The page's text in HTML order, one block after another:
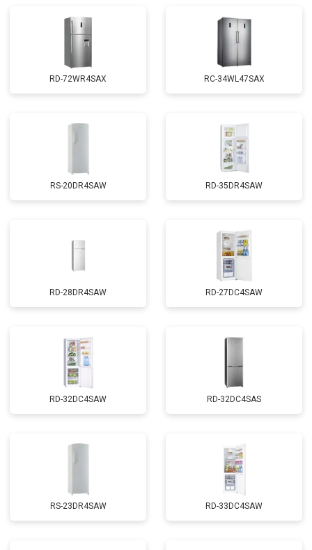
RD-72WR4SAX RС-34WL47SAX
RS-20DR4SAW RD-35DR4SAW
RD-28DR4SAW RD-27DC4SAW
RD-32DC4SAW RD-32DC4SAS
RS-23DR4SAW RD-33DC4SAW